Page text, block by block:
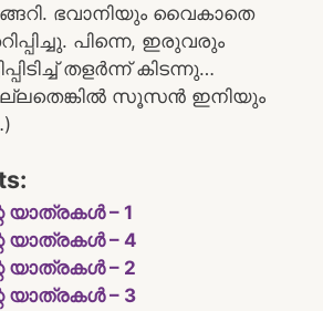
ഭവാനിയും വൈകാതെ
പിന്നെ, ഇരുവരും
തളർന്ന് കിടന്നു…
സൂസൻ ഇനിയും
– 1
– 4
– 2
– 3